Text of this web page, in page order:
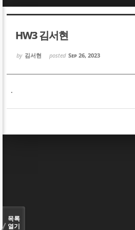
HW3 김서현
by 김서현 posted Sep 26, 2023
.
목록
열기
Sketchbook5, 스케
Sketchbook5, 스
Sketchbook5, 스케
Sketchbook5, 스